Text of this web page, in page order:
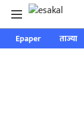
Epaper ताज्या